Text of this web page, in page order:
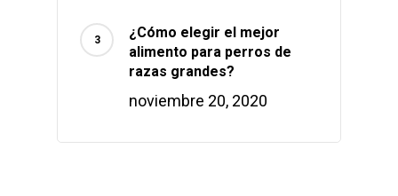
¿Cómo elegir el mejor
alimento para perros de
razas grandes?
noviembre 20, 2020